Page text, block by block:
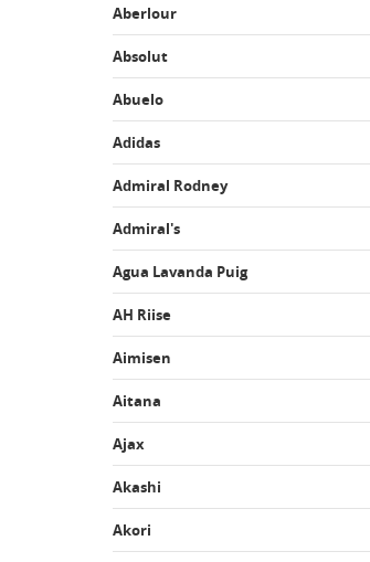
Aberlour
Absolut
Abuelo
Adidas
Admiral Rodney
Admiral's
Agua Lavanda Puig
AH Riise
Aimisen
Aitana
Ajax
Akashi
Akori